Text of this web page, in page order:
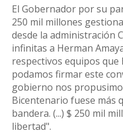
El Gobernador por su
250 mil millones
desde la administración
infinitas a Herman
respectivos equipos
podamos firmar este
gobierno nos
Bicentenario fuese más
bandera. (...) $ 250 mil
libertad".